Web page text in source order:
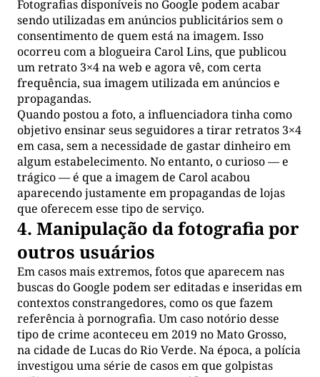
Fotografias disponíveis no Google podem acabar
sendo utilizadas em anúncios publicitários sem o
consentimento de quem está na imagem. Isso
ocorreu com a blogueira Carol Lins, que publicou
um retrato 3×4 na web e agora vê, com certa
frequência, sua imagem utilizada em anúncios e
propagandas.
Quando postou a foto, a influenciadora tinha como
objetivo ensinar seus seguidores a tirar retratos 3×4
em casa, sem a necessidade de gastar dinheiro em
algum estabelecimento. No entanto, o curioso — e
trágico — é que a imagem de Carol acabou
aparecendo justamente em propagandas de lojas
que oferecem esse tipo de serviço.
4. Manipulação da fotografia por
outros usuários
Em casos mais extremos, fotos que aparecem nas
buscas do Google podem ser editadas e inseridas em
contextos constrangedores, como os que fazem
referência à pornografia. Um caso notório desse
tipo de crime aconteceu em 2019 no Mato Grosso,
na cidade de Lucas do Rio Verde. Na época, a polícia
investigou uma série de casos em que golpistas